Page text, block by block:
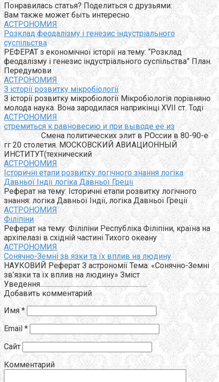
Понравилась статья? Поделиться с друзьями:
Вам также может быть интересно
АСТРОНОМИЯ
Розклад феодалізму і генезис індустріального
суспільства
РЕФЕРАТ з економічної історії на тему: “Розклад
феодалізму і генезис індустріального суспільства” План.
Передумови
АСТРОНОМИЯ
З історії розвитку мікробіології
З історії розвитку мікробіології Мікробіологія порівняно
молода наука. Вона зародилася наприкінці XVII ст. Тоді
АСТРОНОМИЯ
стремиться к равновесию и при выводе ее из
Смена политических элит в РОссии в 80-90-е
гг 20 столетия. МОСКОВСКИЙ АВИАЦИОННЫЙ
ИНСТИТУТ(технический
АСТРОНОМИЯ
Історичні етапи розвитку логічного знання логіка
Давньої Індії логіка Давньої Греції
Реферат на тему: Історичні етапи розвитку логічного
знання: логіка Давньої Індії, логіка Давньої Греції
АСТРОНОМИЯ
Філіпіни
Реферат на тему: Філіпіни Республіка Філіпіни, країна на
архіпелазі в східній частині Тихого океану
АСТРОНОМИЯ
Сонячно-Земні зв язки та їх вплив на людину
НАУКОВИЙ Реферат З астрономії Тема: «Сонячно-Земні
зв’язки та їх вплив на людину» Зміст
Уведення.........................................................................
Добавить комментарий
Имя *
Email *
Сайт
Комментарий